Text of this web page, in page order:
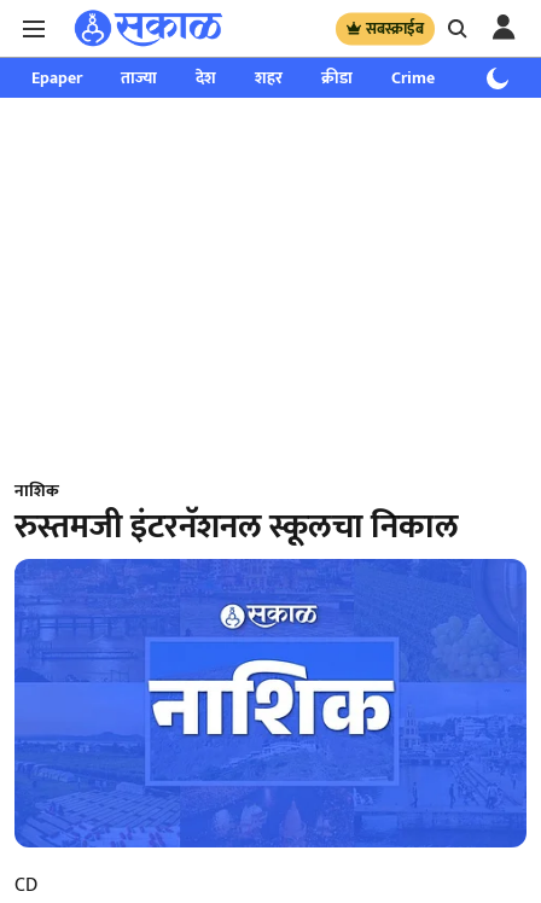
सबस्क्राईब
Epaper ताज्या देश शहर क्रीडा Crime साप्ताहिक
नाशिक
रुस्तमजी इंटरनॅशनल स्कूलचा निकाल
CD